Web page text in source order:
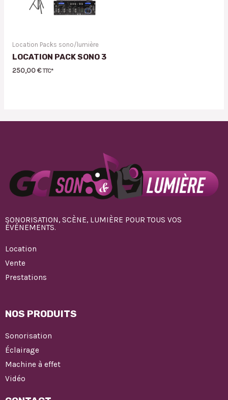
Location Packs sono/lumière
LOCATION PACK SONO 3
250,00€ TTC*
SONORISATION, SCÈNE, LUMIÈRE POUR TOUS VOS
ÉVÉNEMENTS.
Location
Vente
Prestations
NOS PRODUITS
Sonorisation
Éclairage
Machine à effet
Vidéo